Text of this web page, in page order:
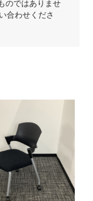
のではありませ
合わせくださ